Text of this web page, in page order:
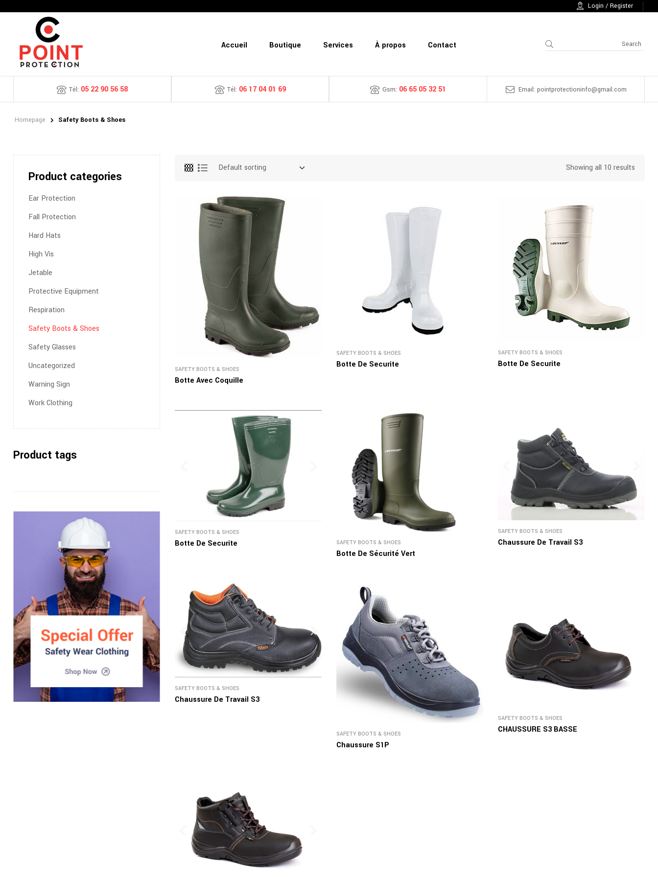
Login / Register
Accueil Boutique Services À propos Contact
Tél: 05 22 90 56 58 Tél: 06 17 04 01 69 Gsm: 06 65 05 32 51 Email: pointprotectioninfo@gmail.com
Homepage Safety Boots & Shoes
Showing all 10 results
SAFETY BOOTS & SHOES
Botte Avec Coquille
SAFETY BOOTS & SHOES
Botte De Securite
SAFETY BOOTS & SHOES
Botte De Securite
SAFETY BOOTS & SHOES
Botte De Securite SAFETY BOOTS & SHOES
Botte De Sécurité Vert
SAFETY BOOTS & SHOES
Chaussure De Travail S3
SAFETY BOOTS & SHOES
Chaussure De Travail S3
SAFETY BOOTS & SHOES
Chaussure S1P
SAFETY BOOTS & SHOES
CHAUSSURE S3 BASSE
Product categories
Ear Protection
Fall Protection
Hard Hats
High Vis
Jetable
Protective Equipment
Respiration
Safety Boots & Shoes
Safety Glasses
Uncategorized
Warning Sign
Work Clothing
Product tags